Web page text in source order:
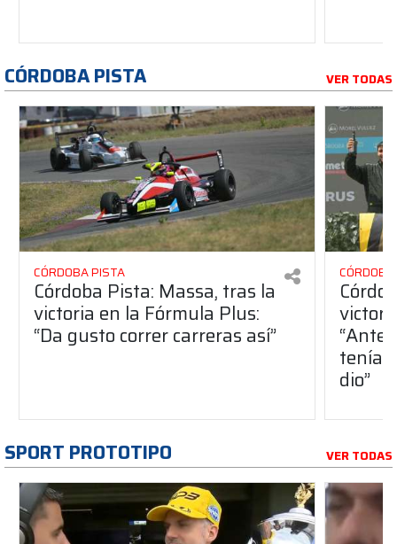
CÓRDOBA PISTA VER TODAS
CÓRDOBA PISTA
Córdoba Pista: Massa, tras la
victoria en la Fórmula Plus:
“Da gusto correr carreras así”
dio”
SPORT PROTOTIPO VER TODAS